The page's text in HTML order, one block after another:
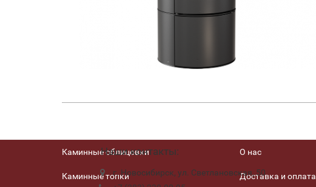
Наши контакты:
г. Новосибирск, ул. Светлановская, 50
Каминные облицовки
Каминные топки
О нас
Доставка и оплата